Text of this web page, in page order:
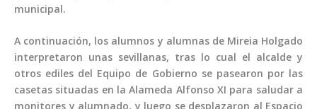
municipal.
A continuación, los alumnos y alumnas de Mireia Holgado
interpretaron unas sevillanas, tras lo cual el alcalde y
otros ediles del Equipo de Gobierno se pasearon por las
casetas situadas en la Alameda Alfonso XI para saludar a
monitores y alumnado, y luego se desplazaron al Espacio